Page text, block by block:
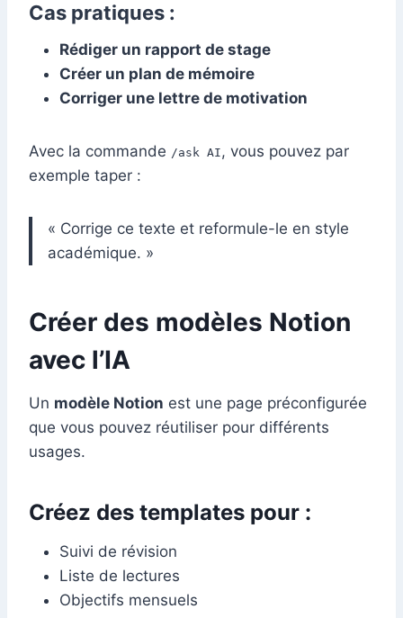
Cas pratiques :
Rédiger un rapport de stage
Créer un plan de mémoire
Corriger une lettre de motivation
Avec la commande /ask AI, vous pouvez par
exemple taper :
« Corrige ce texte et reformule-le en style
académique. »
Créer des modèles Notion
avec l’IA
Un modèle Notion est une page préconfigurée
que vous pouvez réutiliser pour différents
usages.
Créez des templates pour :
Suivi de révision
Liste de lectures
Objectifs mensuels